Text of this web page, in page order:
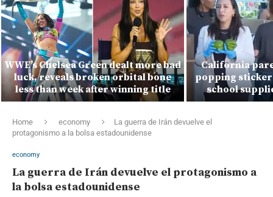
WWE’s Chelsea Green dealt more bad
luck, reveals broken orbital bone
less than week after winning title
California
popping
school
Home economy
La guerra de Irán devuelve el
protagonismo a la bolsa estadounidense
economy
La guerra de Irán devuelve el protagonismo a
la bolsa estadounidense